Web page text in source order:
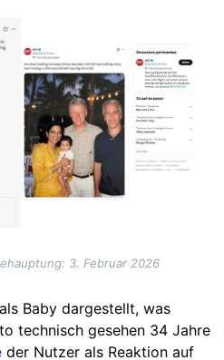
3. Februar 2026
Baby dargestellt, was
technisch gesehen 34 Jahre
der Nutzer als Reaktion auf